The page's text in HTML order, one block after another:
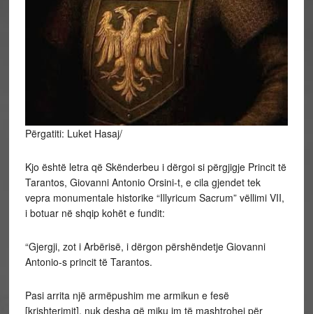
Përgatiti: Luket Hasaj/
Kjo është letra që Skënderbeu i dërgoi si përgjigje Princit të
Tarantos, Giovanni Antonio Orsini-t, e cila gjendet tek
vepra monumentale historike “Illyricum Sacrum” vëllimi VII,
i botuar në shqip kohët e fundit:
“Gjergji, zot i Arbërisë, i dërgon përshëndetje Giovanni
Antonio-s princit të Tarantos.
Pasi arrita një armëpushim me armikun e fesë
[krishterimit], nuk desha që miku im të mashtrohej për